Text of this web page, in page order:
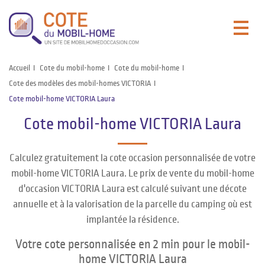
Accueil Cote du mobil-home
Cote du mobil-home
Cote des modèles des mobil-homes VICTORIA
Cote mobil-home VICTORIA Laura
Cote mobil-home VICTORIA Laura
Calculez gratuitement la cote occasion personnalisée de votre
mobil-home VICTORIA Laura. Le prix de vente du mobil-home
d'occasion VICTORIA Laura est calculé suivant une décote
annuelle et à la valorisation de la parcelle du camping où est
implantée la résidence.
Votre cote personnalisée en 2 min pour le mobil-
home VICTORIA Laura